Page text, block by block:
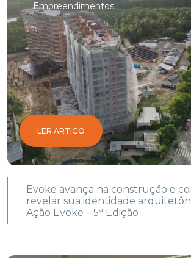
Empreendimentos
LER ARTIGO
Evoke avança na construção e
revelar sua identidade
Ação Evoke – 5ª Edição